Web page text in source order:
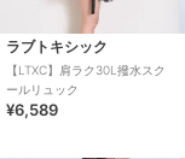
ラブトキシック
【LTXC】肩ラク30L撥水スク
ールリュック
¥6,589